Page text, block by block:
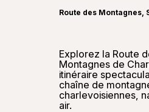
Explorez la Route
Montagnes de
itinéraire
chaîne de
charlevoisiennes,
air.
Route des Montagnes,